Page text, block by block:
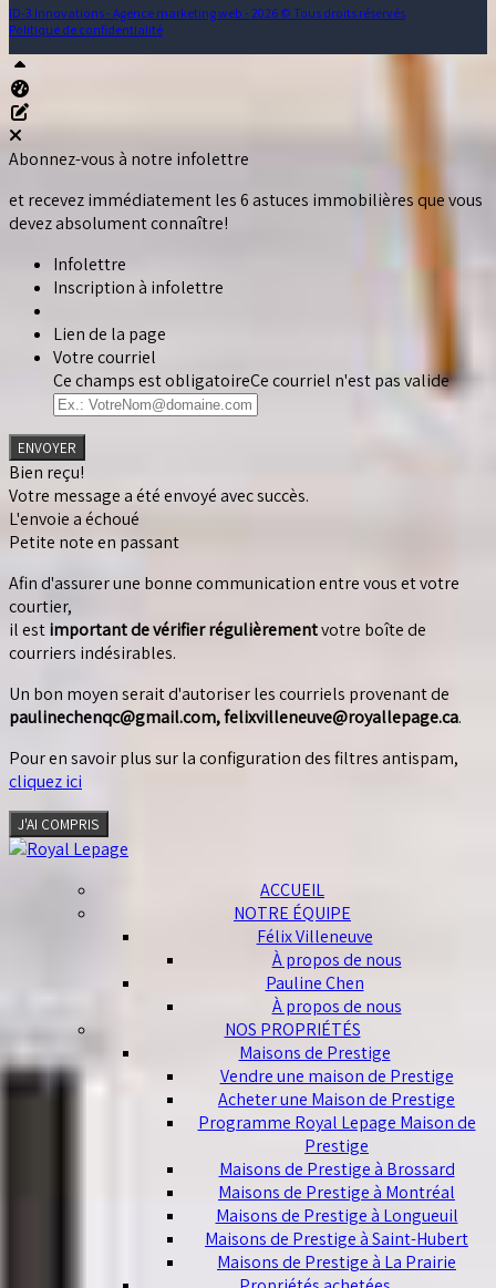
ID-3 Innovations - Agence marketing web - 2026 © Tous droits réservés
Politique de confidentialité
Abonnez-vous à notre infolettre
et recevez immédiatement les 6 astuces immobilières que vous
devez absolument connaître!
Infolettre
Inscription à infolettre
Lien de la page
Votre courriel
Ce champs est obligatoireCe courriel n'est pas valide
ENVOYER
Bien reçu!
Votre message a été envoyé avec succès.
L'envoie a échoué
Petite note en passant
Afin d'assurer une bonne communication entre vous et votre
courtier,
il estimportant de vérifier régulièrementvotre boîte de
courriers indésirables.
Un bon moyen serait d'autoriser les courriels provenant de
paulinechenqc@gmail.com, felixvilleneuve@royallepage.ca.
Pour en savoir plus sur la configuration des filtres antispam,
cliquez ici
J'AI COMPRIS
ACCUEIL
NOTRE ÉQUIPE
Félix Villeneuve
À propos de nous
Pauline Chen
À propos de nous
NOS PROPRIÉTÉS
Maisons de Prestige
Vendre une maison de Prestige
Acheter une Maison de Prestige
Programme Royal Lepage Maison de
Prestige
Maisons de Prestige à Brossard
Maisons de Prestige à Montréal
Maisons de Prestige à Longueuil
Maisons de Prestige à Saint-Hubert
Maisons de Prestige à La Prairie